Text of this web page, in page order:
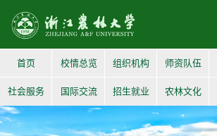
首页 校情总览 组织机构 师资队伍
社会服务 国际交流 招生就业 农林文化